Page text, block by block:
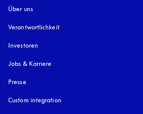
Über uns
Verantwortlichkeit
Investoren
Jobs & Karriere
Presse
Custom integration